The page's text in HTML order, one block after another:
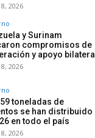
2026
y Surinam
compromisos de
y apoyo bilateral
2026
toneladas de
se han distribuido
en todo el país
2026